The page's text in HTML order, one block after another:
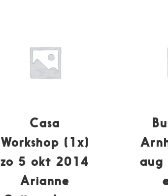
Casa
Workshop (1x)
zo 5 okt 2014
Arianne
aug